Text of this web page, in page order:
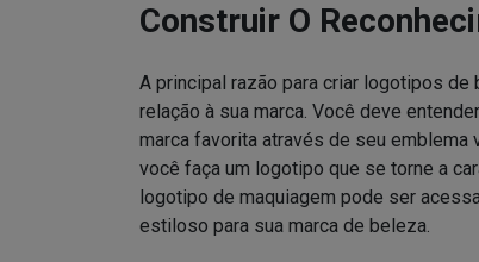
Construir O
A principal razão para criar logotipos
relação à sua marca. Você deve
marca favorita através de seu emblema
você faça um logotipo que se torne a
logotipo de maquiagem pode ser
estiloso para sua marca de beleza.